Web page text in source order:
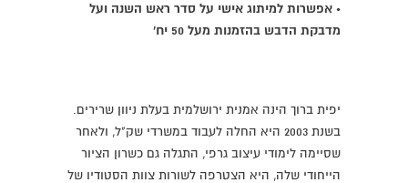
• אפשרות למיתוג אישי על סדר ראש השנה ועל
מדבקת הדבש בהזמנות מעל 50 יח'
יפית ברוך הינה אמנית ירושלמית בעלת ניוון שרירים.
בשנת 2003 היא החלה לעבוד במשרדי שק"ל, ולאחר
שסיימה לימודי עיצוב גרפי, התגלה גם כשרון הציור
הייחודי שלה, היא הצטרפה לשורות צוות הסטודיו של